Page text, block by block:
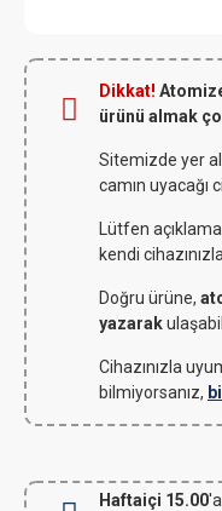
Dikkat!
ürünü almak
Sitemizde yer
camın uyacağı
Lütfen
kendi
Doğru ürüne,
yazarak
Cihazınızla
bilmiyorsanız,
Haftaiçi 15.00